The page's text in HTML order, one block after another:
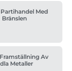
Med
Bränslen
Av
Metaller